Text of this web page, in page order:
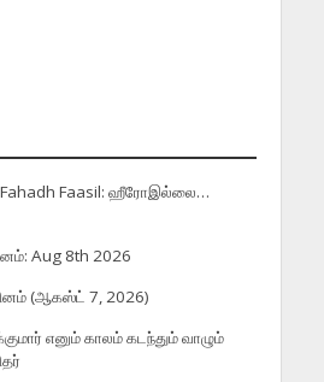
Fahadh Faasil: ஹீரோஇல்லை…
Aug 8th 2026
(ஆகஸ்ட் 7, 2026)
எனும் காலம் கடந்தும் வாழும்